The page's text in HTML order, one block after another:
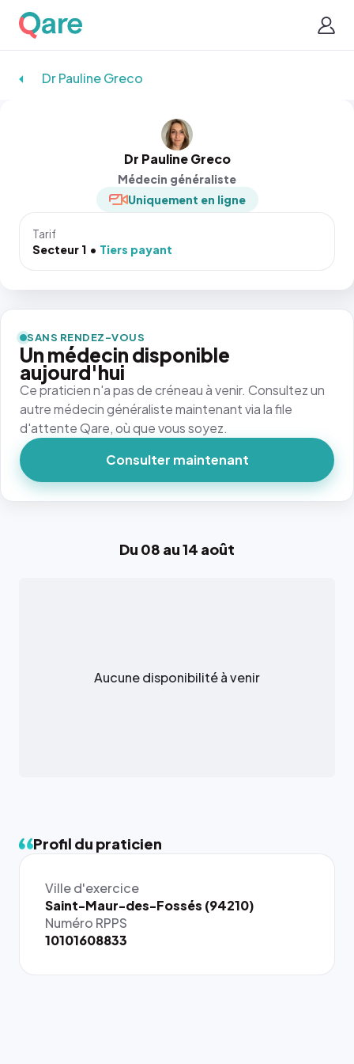
Dr Pauline Greco
Dr Pauline Greco
Médecin généraliste
Uniquement en ligne
Tarif
Secteur 1
Tiers payant
Du 08 au 14 août
Aucune disponibilité à venir
Profil du praticien
Ville d'exercice
Saint-Maur-des-Fossés (94210)
Numéro RPPS
10101608833
SANS RENDEZ-VOUS
Un médecin disponible
aujourd'hui
Ce praticien n'a pas de créneau à venir. Consultez un
autre médecin généraliste maintenant via la file
d'attente Qare, où que vous soyez.
Consulter maintenant
{# 40×40
: la taille
rendue par
`.profile-